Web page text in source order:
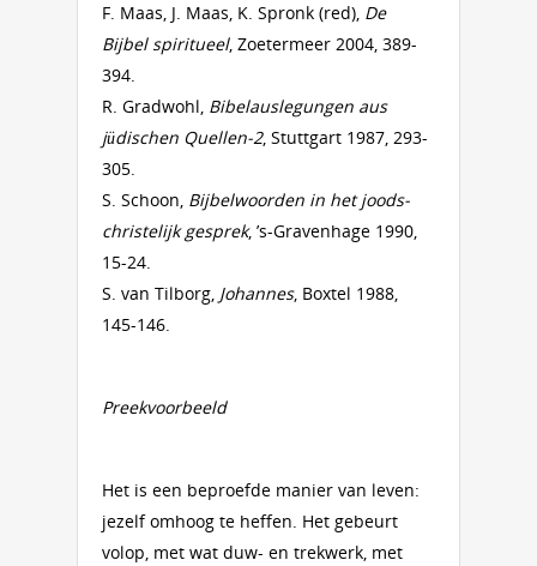
F. Maas, J. Maas, K. Spronk (red), De
Bijbel spiritueel, Zoetermeer 2004, 389-
394.
R. Gradwohl, Bibelauslegungen aus
jüdischen Quellen-2, Stuttgart 1987, 293-
305.
S. Schoon, Bijbelwoorden in het joods-
christelijk gesprek, ’s-Gravenhage 1990,
15-24.
S. van Tilborg, Johannes, Boxtel 1988,
145-146.
Preekvoorbeeld
Het is een beproefde manier van leven:
jezelf omhoog te heffen. Het gebeurt
volop, met wat duw- en trekwerk, met